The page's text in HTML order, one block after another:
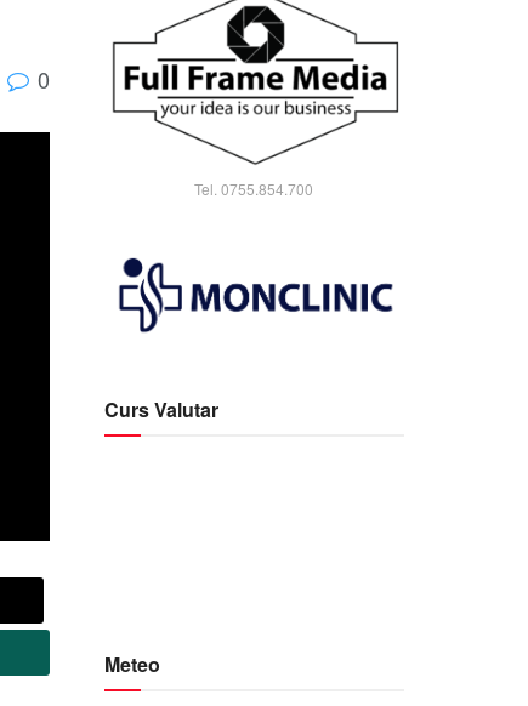
0
Tel. 0755.854.700
Curs Valutar
Meteo